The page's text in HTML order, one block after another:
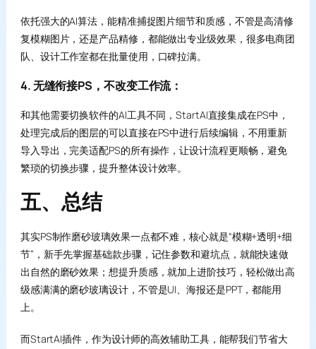
依托强大的AI算法，能精准捕捉图片细节和质感，不管是高清修
复模糊图片，还是产品精修，都能做出专业级效果，很多电商团
队、设计工作室都在批量使用，口碑拉满。
4. 无缝衔接PS，不改变工作流：
和其他需要切换软件的AI工具不同，StartAI直接集成在PS中，
处理完成后的图层的可以直接在PS中进行后续编辑，不用重新
导入导出，完美适配PS的所有操作，让设计流程更顺畅，避免
繁琐的切换步骤，提升整体设计效率。
五、总结
其实PS制作磨砂玻璃效果一点都不难，核心就是“模糊+透明+细
节”，新手先掌握基础款步骤，记住参数和避坑点，就能快速做
出自然的磨砂效果；想提升质感，就加上进阶技巧，轻松做出高
级感满满的磨砂玻璃设计，不管是UI、海报还是PPT，都能用
上。
而StartAI插件，作为设计师的高效辅助工具，能帮我们节省大